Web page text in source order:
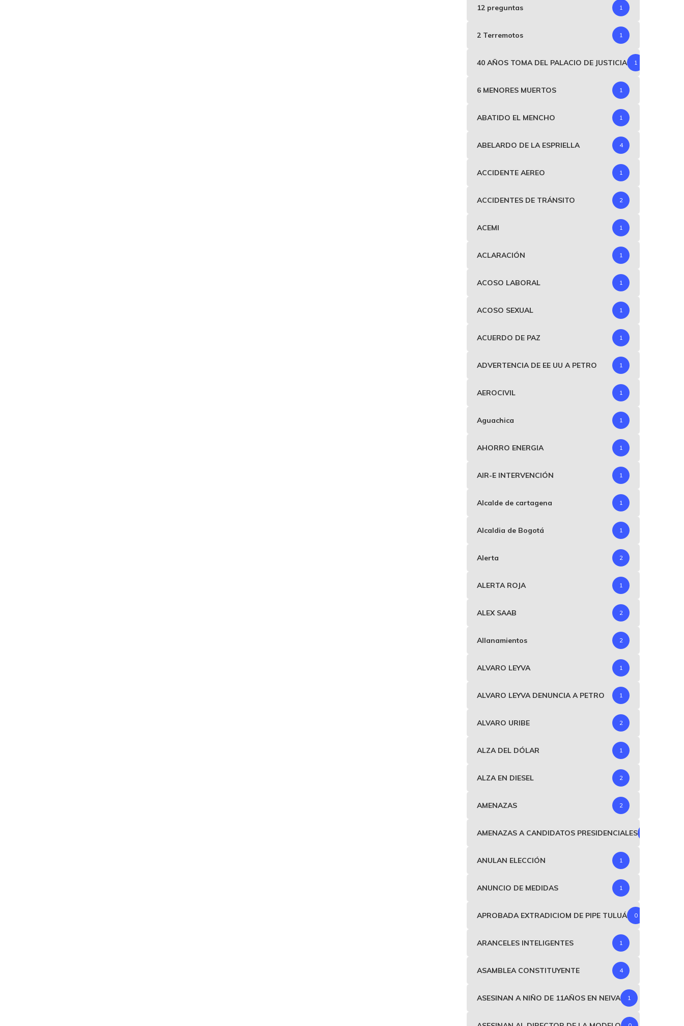
12 preguntas 1
2 Terremotos 1
40 AÑOS TOMA DEL PALACIO DE JUSTICIA 1
6 MENORES MUERTOS 1
ABATIDO EL MENCHO 1
ABELARDO DE LA ESPRIELLA 4
ACCIDENTE AEREO 1
ACCIDENTES DE TRÁNSITO 2
ACEMI 1
ACLARACIÓN 1
ACOSO LABORAL 1
ACOSO SEXUAL 1
ACUERDO DE PAZ 1
ADVERTENCIA DE EE UU A PETRO 1
AEROCIVIL 1
Aguachica 1
AHORRO ENERGIA 1
AIR-E INTERVENCIÓN 1
Alcalde de cartagena 1
Alcaldia de Bogotá 1
Alerta 2
ALERTA ROJA 1
ALEX SAAB 2
Allanamientos 2
ALVARO LEYVA 1
ALVARO LEYVA DENUNCIA A PETRO 1
ALVARO URIBE 2
ALZA DEL DÓLAR 1
ALZA EN DIESEL 2
AMENAZAS 2
AMENAZAS A CANDIDATOS PRESIDENCIALES
ANULAN ELECCIÓN 1
ANUNCIO DE MEDIDAS 1
APROBADA EXTRADICIOM DE PIPE TULUÁ 0
ARANCELES INTELIGENTES 1
ASAMBLEA CONSTITUYENTE 4
ASESINAN A NIÑO DE 11AÑOS EN NEIVA 1